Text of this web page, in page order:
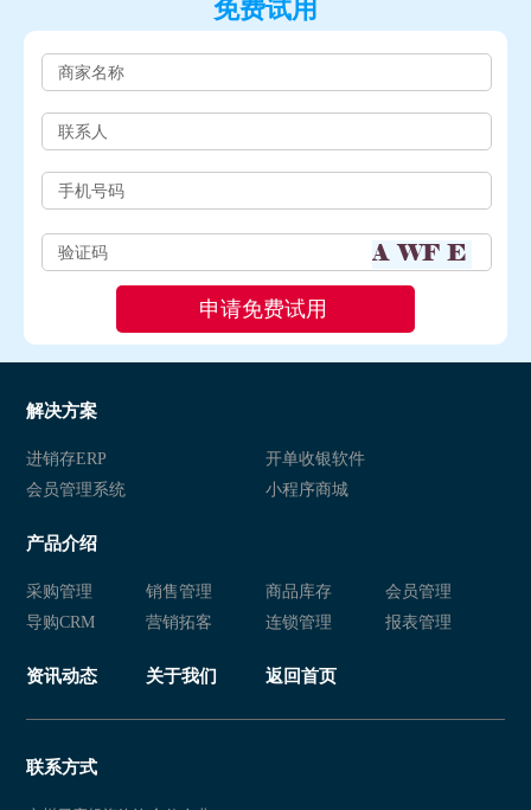
免费试用
解决方案
进销存ERP
开单收银软件
会员管理系统
小程序商城
产品介绍
采购管理 销售管理 商品库存
会员管理
导购CRM
营销拓客 连锁管理 报表管理
资讯动态 关于我们 返回首页
联系方式